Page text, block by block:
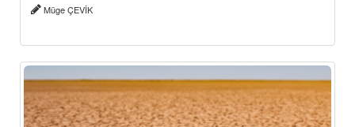
Müge ÇEVİK